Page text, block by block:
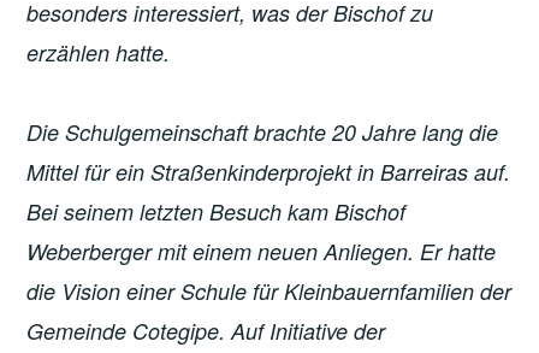
besonders interessiert, was der Bischof zu
erzählen hatte.
Die Schulgemeinschaft brachte 20 Jahre lang die
Mittel für ein Straßenkinderprojekt in Barreiras auf.
Bei seinem letzten Besuch kam Bischof
Weberberger mit einem neuen Anliegen. Er hatte
die Vision einer Schule für Kleinbauernfamilien der
Gemeinde Cotegipe. Auf Initiative der